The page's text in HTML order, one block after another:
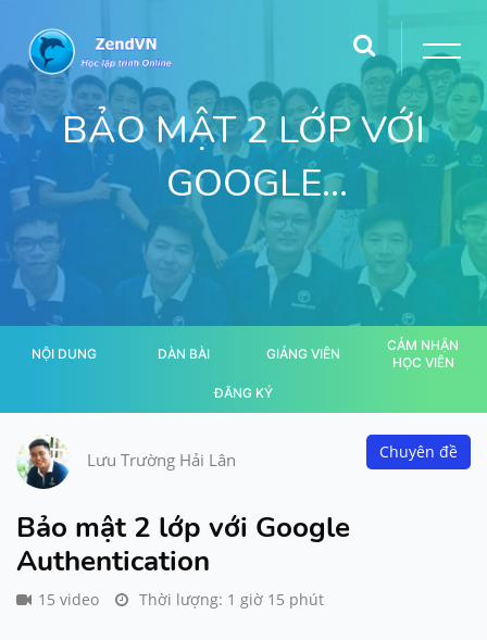
BẢO MẬT 2 LỚP VỚI
GOOGLE
AUTHENTICATION
NỘI DUNG DÀN BÀI GIẢNG VIÊN
CẢM NHẬN
HỌC VIÊN
ĐĂNG KÝ
Lưu Trường Hải Lân Chuyên đề
Bảo mật 2 lớp với Google
Authentication
15 video Thời lượng: 1 giờ 15 phút